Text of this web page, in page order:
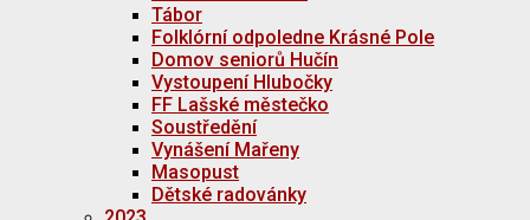
Tábor
Folklórní odpoledne Krásné Pole
Domov seniorů Hučín
Vystoupení Hlubočky
FF Lašské městečko
Soustředění
Vynášení Mařeny
Masopust
Dětské radovánky